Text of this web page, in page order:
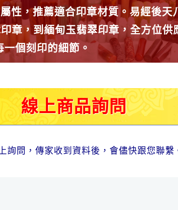
性，推薦適合印章材質。易經後天
章，到緬甸玉翡翠印章，全方位供
個刻印的細節。
線上商品詢問
詢問，傳家收到資料後，會儘快跟您聯繫